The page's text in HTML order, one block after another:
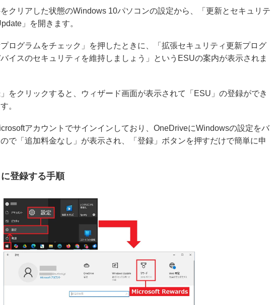
クリアした状態のWindows 10パソコンの設定から、「更新とセキュリテ
」を開きます。
ログラムをチェック」を押したときに、「拡張セキュリティ更新プログ
イスのセキュリティを維持しましょう」というESUの案内が表示されま
をクリックすると、ウィザード画面が表示されて「ESU」の登録ができ
。
アカウントでサインインしており、OneDriveにWindowsの設定をバ
で「追加料金なし」が表示され、「登録」ボタンを押すだけで簡単に申
登録する手順